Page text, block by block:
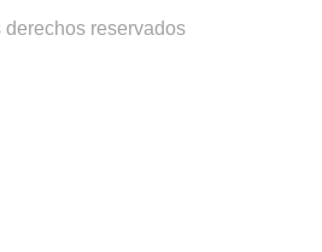
derechos reservados